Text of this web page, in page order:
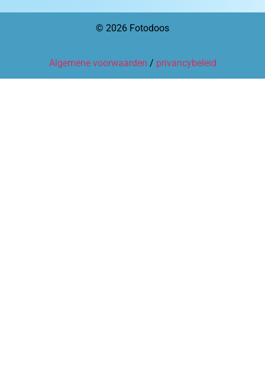
© 2026 Fotodoos
Algemene voorwaarden / privancybeleid